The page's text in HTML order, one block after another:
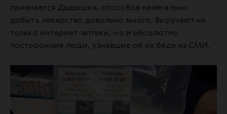
признается Дыдышко, способов нелегально
добыть лекарство довольно много. Выручают не
только интернет-аптеки, но и абсолютно
посторонние люди, узнавшие об их беде из СМИ.